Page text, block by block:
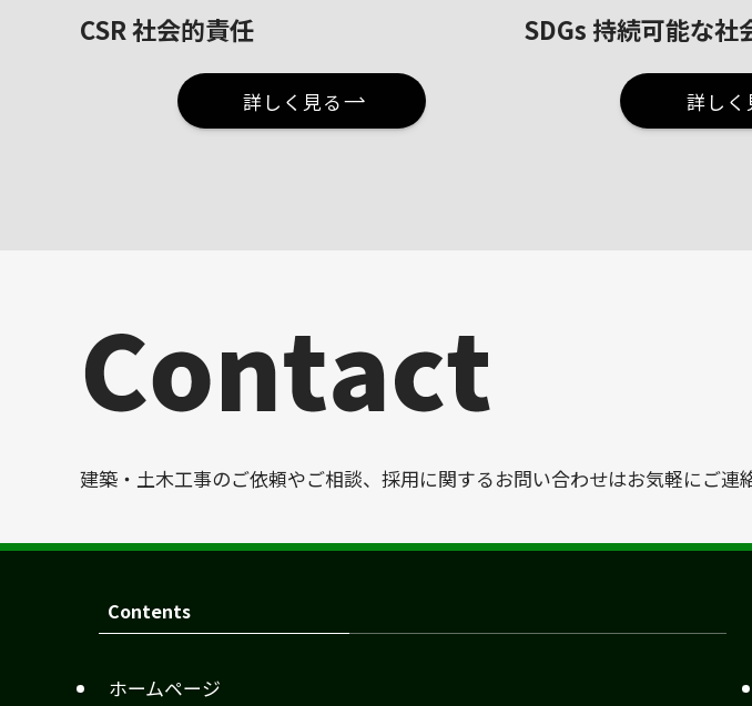
CSR 社会的責任
詳しく見る
SDGs 持続可能な社
詳しく
建築・土木工事のご依頼やご相談、採用に関するお問い合わせはお気軽にご連
Contents
ホームページ